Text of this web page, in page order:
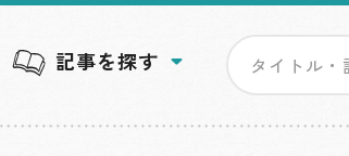
記事を探す